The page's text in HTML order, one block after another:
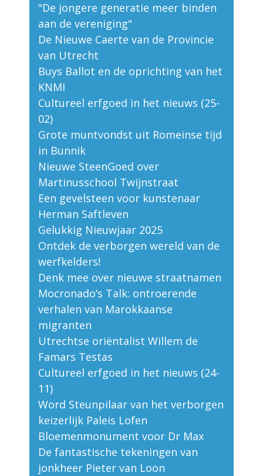
"De jongere generatie meer binden
aan de vereniging"
De Nieuwe Caerte van de Provincie
van Utrecht
Buys Ballot en de oprichting van het
KNMI
Cultureel erfgoed in het nieuws (25-
02)
Grote muntvondst uit Romeinse tijd
in Bunnik
Nieuwe SteenGoed over
Martinusschool Twijnstraat
Een gevelsteen voor kunstenaar
Herman Saftleven
Gelukkig Nieuwjaar 2025
Ontdek de verborgen wereld van de
werfkelders!
Denk mee over nieuwe straatnamen
Mocronado’s Talk: ontroerende
verhalen van Marokkaanse
migranten
Utrechtse oriëntalist Willem de
Famars Testas
Cultureel erfgoed in het nieuws (24-
11)
Word Steunpilaar van het verborgen
keizerlijk Paleis Lofen
Bloemenmonument voor Dr Max
De fantastische tekeningen van
jonkheer Pieter van Loon